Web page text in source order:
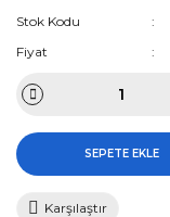
Stok Kodu
Fiyat
SEPETE EKLE
Karşılaştır